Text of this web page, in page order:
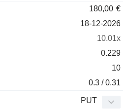
180,00 €
18-12-2026
10.01x
0.229
10
0.3 / 0.31
PUT